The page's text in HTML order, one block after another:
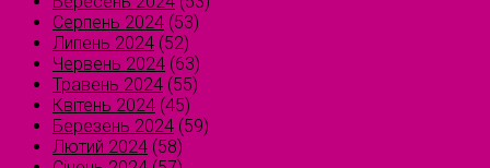
Серпень 2024 (53)
Липень 2024 (52)
Червень 2024 (63)
Травень 2024 (55)
Квітень 2024 (45)
Березень 2024 (59)
Лютий 2024 (58)